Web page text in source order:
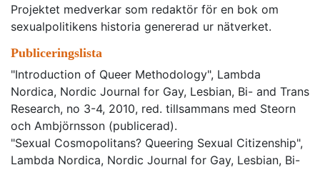
Projektet medverkar som redaktör för en bok om
sexualpolitikens historia genererad ur nätverket.
Publiceringslista
"Introduction of Queer Methodology", Lambda
Nordica, Nordic Journal for Gay, Lesbian, Bi- and Trans
Research, no 3-4, 2010, red. tillsammans med Steorn
och Ambjörnsson (publicerad).
"Sexual Cosmopolitans? Queering Sexual Citizenship",
Lambda Nordica, Nordic Journal for Gay, Lesbian, Bi-